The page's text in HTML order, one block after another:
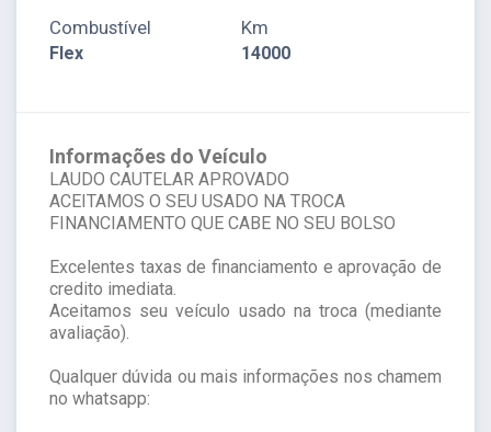
Combustível
Flex
Km
14000
Informações do Veículo
LAUDO CAUTELAR APROVADO
ACEITAMOS O SEU USADO NA TROCA
FINANCIAMENTO QUE CABE NO SEU BOLSO
Excelentes taxas de financiamento e aprovação de
credito imediata.
Aceitamos seu veículo usado na troca (mediante
avaliação).
Qualquer dúvida ou mais informações nos chamem
no whatsapp: